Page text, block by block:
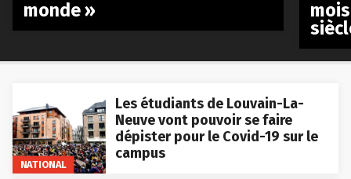
NATIONAL
Les étudiants de Louvain-La-
Neuve vont pouvoir se faire
dépister pour le Covid-19 sur le
campus
monde »